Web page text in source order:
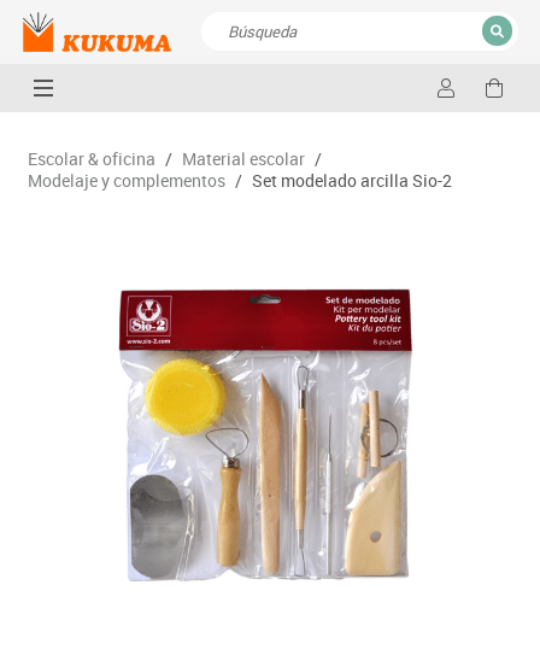
CERRAR
Escolar & oficina / Material escolar /
Modelaje y complementos / Set modelado arcilla Sio-2